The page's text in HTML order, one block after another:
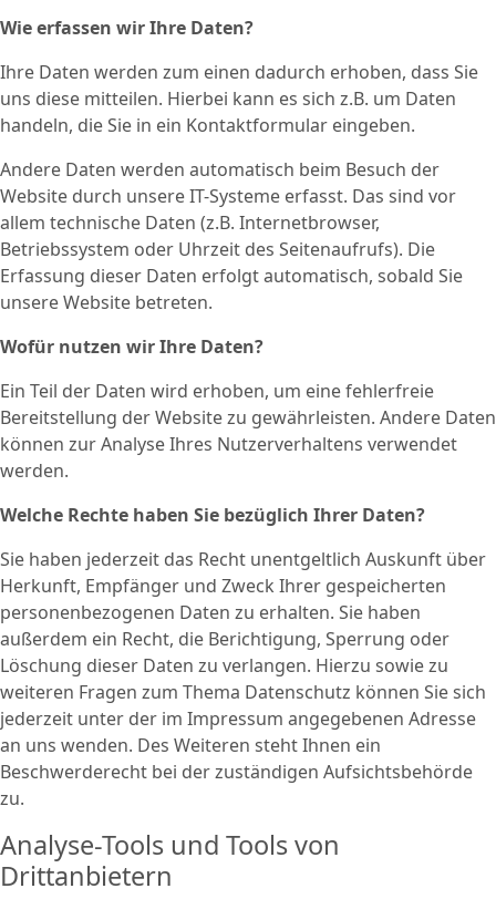
Wie erfassen wir Ihre Daten?
Ihre Daten werden zum einen dadurch erhoben, dass Sie
uns diese mitteilen. Hierbei kann es sich z.B. um Daten
handeln, die Sie in ein Kontaktformular eingeben.
Andere Daten werden automatisch beim Besuch der
Website durch unsere IT-Systeme erfasst. Das sind vor
allem technische Daten (z.B. Internetbrowser,
Betriebssystem oder Uhrzeit des Seitenaufrufs). Die
Erfassung dieser Daten erfolgt automatisch, sobald Sie
unsere Website betreten.
Wofür nutzen wir Ihre Daten?
Ein Teil der Daten wird erhoben, um eine fehlerfreie
Bereitstellung der Website zu gewährleisten. Andere Daten
können zur Analyse Ihres Nutzerverhaltens verwendet
werden.
Welche Rechte haben Sie bezüglich Ihrer Daten?
Sie haben jederzeit das Recht unentgeltlich Auskunft über
Herkunft, Empfänger und Zweck Ihrer gespeicherten
personenbezogenen Daten zu erhalten. Sie haben
außerdem ein Recht, die Berichtigung, Sperrung oder
Löschung dieser Daten zu verlangen. Hierzu sowie zu
weiteren Fragen zum Thema Datenschutz können Sie sich
jederzeit unter der im Impressum angegebenen Adresse
an uns wenden. Des Weiteren steht Ihnen ein
Beschwerderecht bei der zuständigen Aufsichtsbehörde
zu.
Analyse-Tools und Tools von
Drittanbietern